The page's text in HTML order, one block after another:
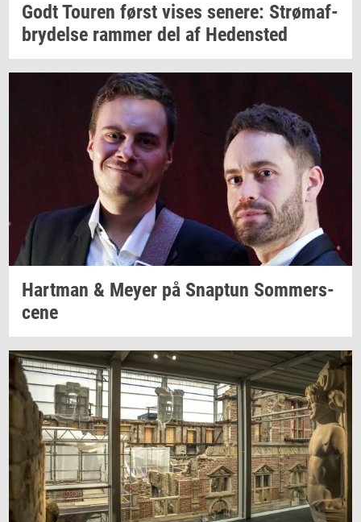
GodtTou­ren først vises se­ne­re: Strø­maf­
bry­del­se ram­mer del af He­den­sted
Hart­man & Meyer på Snap­tun Som­mer­s­
ce­ne